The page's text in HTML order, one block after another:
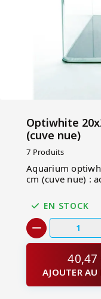
Optiwhite
(cuve nue)
7 Produits
Aquarium
cm (cuve nue) :
EN STOCK
40,47
AJOUTER AU